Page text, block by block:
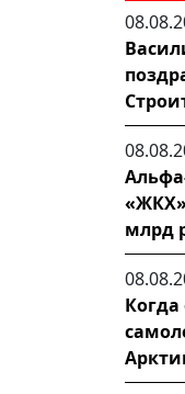
млрд